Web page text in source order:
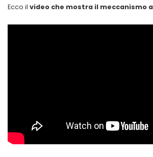
Ecco il video che mostra il meccanismo